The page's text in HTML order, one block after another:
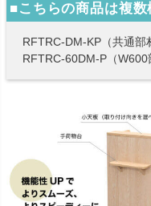
■こちらの商品は複
RFTRC-DM-KP（共通部
RFTRC-60DM-P（W600